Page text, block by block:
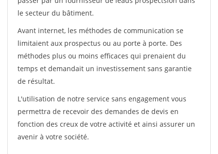
le secteur du bâtiment.
Avant internet, les méthodes de communication se
limitaient aux prospectus ou au porte à porte. Des
méthodes plus ou moins efficaces qui prenaient du
temps et demandait un investissement sans garantie
de résultat.
L'utilisation de notre service sans engagement vous
permettra de recevoir des demandes de devis en
fonction des creux de votre activité et ainsi assurer un
avenir à votre société.